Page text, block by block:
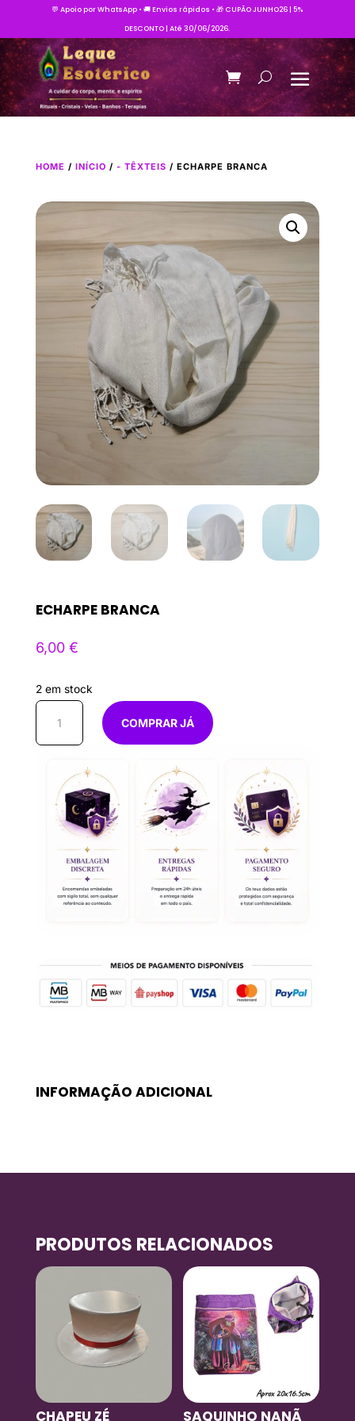
💬 Apoio por WhatsApp • 🚚 Envios rápidos • 🎁 CUPÃO JUNHO26 | 5%
DESCONTO | Até 30/06/2026.
HOME / INÍCIO / - TÊXTEIS / ECHARPE BRANCA
ECHARPE BRANCA
6,00 €
2 em stock
Quantidade
Branca
COMPRAR JÁ
INFORMAÇÃO ADICIONAL
PRODUTOS RELACIONADOS
CHAPEU ZÉ SAQUINHO NANÃ